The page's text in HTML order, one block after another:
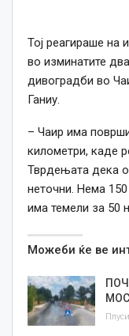
Тој реагираше на
во изминатите
дивоградби во
Ганиу.
– Чаир има
километри, каде
Тврдењата дека
неточни. Нема
има темели за 50
Можеби ќе ве